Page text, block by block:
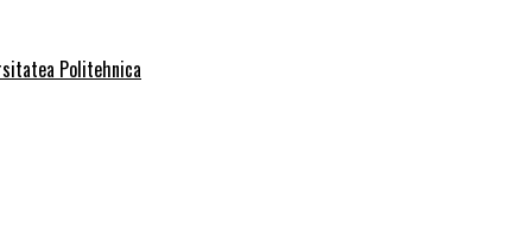
Politehnica